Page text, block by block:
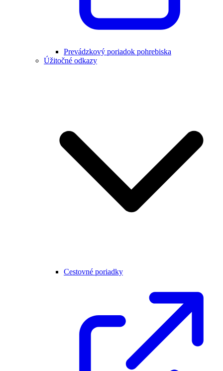
Prevádzkový poriadok pohrebiska
Úžitočné odkazy
Cestovné poriadky